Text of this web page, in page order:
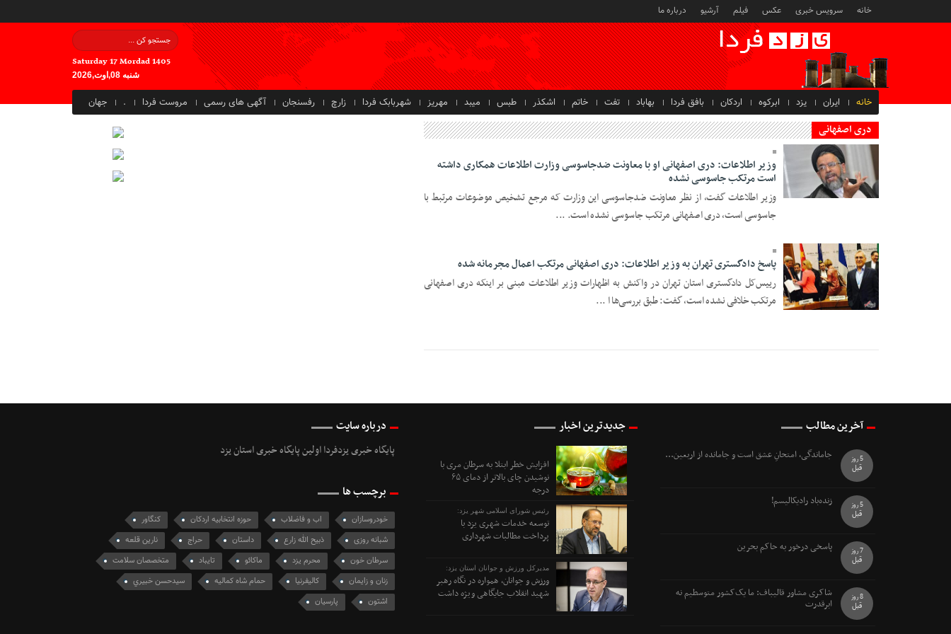
خانه سرویس خبری عکس فیلم آرشیو درباره ما
Saturday 17 Mordad 1405
شنبه 08,اوت,2026
خانه ایران یزد ابرکوه اردکان بافق فردا بهاباد تفت خاتم اشکذر طبس میبد مهریز شهربابک فردا زارچ رفسنجان آگهی های رسمی مروست فردا . جهان
دری اصفهانی
21 Mehr 1396 - 21:03
وزیر اطلاعات: دری اصفهانی او با معاونت ضدجاسوسی وزارت اطلاعات همکاری داشته
است مرتکب جاسوسی نشده
وزیر اطلاعات گفت، از نظر معاونت ضدجاسوسی این وزارت که مرجع تشخیص موضوعات مرتبط با
جاسوسی است، دری اصفهانی مرتکب جاسوسی نشده است. ...
21 Mehr 1396 - 20:56
پاسخ دادگستری تهران به وزیر اطلاعات: دری اصفهانی مرتکب اعمال مجرمانه شده
رییس‌کل دادگستری استان تهران در واکنش به اظهارات وزیر اطلاعات مبنی بر اینکه دری اصفهانی
مرتکب خلافی نشده است، گفت: طبق بررسی‌ها ا ...
آخرین مطالب
جاماندگی، امتحانِ عشق است و جامانده از اربعین...
5 روز
قبل
زنده‌باد رادیکالیسم!
5 روز
قبل
پاسخی درخور به حاکم بحرین
7 روز
قبل
شاکری مشاور قالیباف: ما یک‌کشور متوسطیم نه
ابرقدرت
8 روز
قبل
جدیدترین اخبار
افزایش خطر ابتلا به سرطان مری با
نوشیدن چای بالاتر از دمای ۶۵
درجه
رئیس شورای اسلامی شهر یزد:
توسعه خدمات شهری یزد با
پرداخت مطالبات شهرداری
مدیرکل ورزش و جوانان استان یزد:
ورزش و جوانان، همواره در نگاه رهبر
شهید انقلاب جایگاهی ویژه داشت
درباره سایت
پایگاه خبری یزدفردا اولین پایگاه خبری استان یزد
برچسب ها
خودروسازان اب و فاضلاب حوزه انتخابیه اردکان
کنگاور
شبانه روزی
ذبیح الله زارع داستان حراج
نارین قلعه
سرطان خون
محرم یزد ماکائو تایباد
متخصصان سلامت
زنان و زایمان
کالیفرنیا حمام شاه کمالیه
سيدحسن خبيري
اشتون
پارسیان